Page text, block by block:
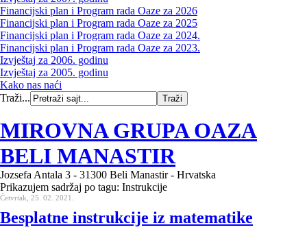
Financijski plan i Program rada Oaze za 2026
Financijski plan i Program rada Oaze za 2025
Financijski plan i Program rada Oaze za 2024.
Financijski plan i Program rada Oaze za 2023.
Izvještaj za 2006. godinu
Izvještaj za 2005. godinu
Kako nas naći
Traži...
MIROVNA GRUPA OAZA
BELI MANASTIR
Jozsefa Antala 3 - 31300 Beli Manastir - Hrvatska
Prikazujem sadržaj po tagu: Instrukcije
Četvrtak, 25. 02. 2021.
Besplatne instrukcije iz matematike